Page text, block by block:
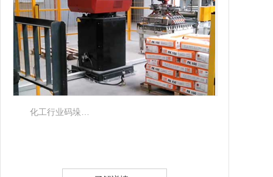
化工行业码垛…